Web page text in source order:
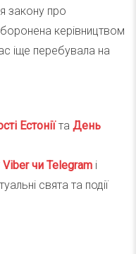
закону про
керівництвом
іще перебувала на
Естоніїта День
чи Telegram і
свята та події